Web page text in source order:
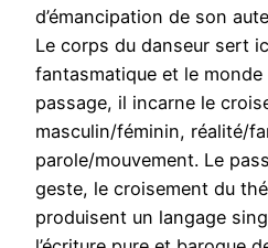
d’émancipation de son
Le corps du danseur sert
fantasmatique et le
passage, il incarne le
masculin/féminin, réalité/
parole/mouvement. Le
geste, le croisement du
produisent un langage